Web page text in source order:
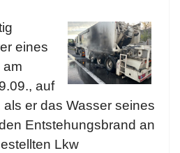
eines
am
auf
er das Wasser seines
Entstehungsbrand an
Lkw